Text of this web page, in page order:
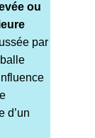
ou
par
d’un